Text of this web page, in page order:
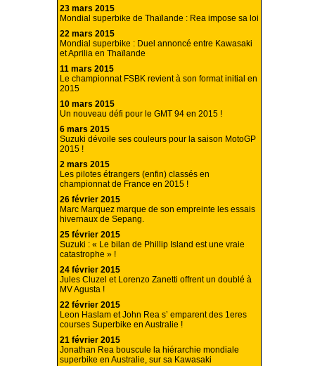
23 mars 2015
Mondial superbike de Thaïlande : Rea impose sa loi
22 mars 2015
Mondial superbike : Duel annoncé entre Kawasaki
et Aprilia en Thaïlande
11 mars 2015
Le championnat FSBK revient à son format initial en
2015
10 mars 2015
Un nouveau défi pour le GMT 94 en 2015 !
6 mars 2015
Suzuki dévoile ses couleurs pour la saison MotoGP
2015 !
2 mars 2015
Les pilotes étrangers (enfin) classés en
championnat de France en 2015 !
26 février 2015
Marc Marquez marque de son empreinte les essais
hivernaux de Sepang.
25 février 2015
Suzuki : « Le bilan de Phillip Island est une vraie
catastrophe » !
24 février 2015
Jules Cluzel et Lorenzo Zanetti offrent un doublé à
MV Agusta !
22 février 2015
Leon Haslam et John Rea s’ emparent des 1eres
courses Superbike en Australie !
21 février 2015
Jonathan Rea bouscule la hiérarchie mondiale
superbike en Australie, sur sa Kawasaki